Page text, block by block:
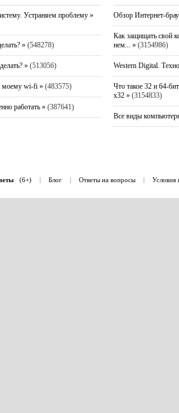
Устраняем проблему »
»(548278)
»(513056)
моему wi-fi »(483575)
работать »(387641)
Обзор Интернет-
Как защищать свой
нем... »(3154986)
Western Digital.
Что такое 32 и 64-
x32 »(3154833)
Все виды
(6+) | Блог | Ответы на вопросы | Условия